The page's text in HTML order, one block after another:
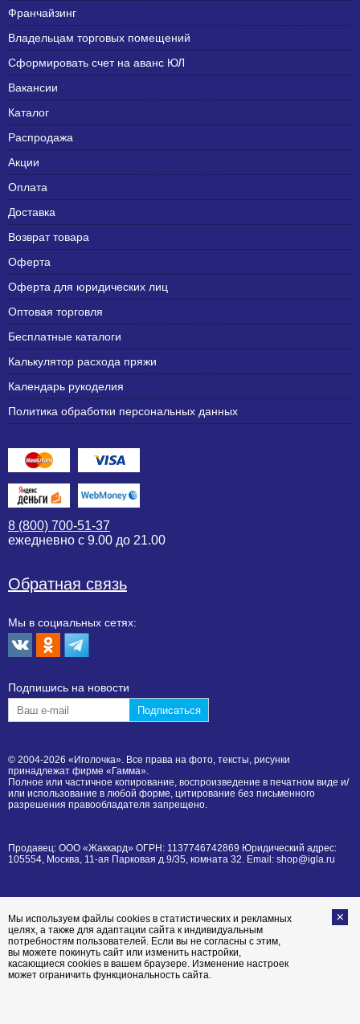
Франчайзинг
Владельцам торговых помещений
Сформировать счет на аванс ЮЛ
Вакансии
Каталог
Распродажа
Акции
Оплата
Доставка
Возврат товара
Оферта
Оферта для юридических лиц
Оптовая торговля
Бесплатные каталоги
Калькулятор расхода пряжи
Календарь рукоделия
Политика обработки персональных данных
8 (800) 700-51-37
ежедневно с 9.00 до 21.00
Обратная связь
Мы в социальных сетях:
Подпишиcь на новости
© 2004-2026 «Иголочка». Все права на фото, тексты, рисунки
принадлежат фирме «Гамма».
Полное или частичное копирование, воспроизведение в печатном виде и/
или использование в любой форме, цитирование без письменного
разрешения правообладателя запрещено.
Продавец: ООО «Жаккард» ОГРН: 1137746742869 Юридический адрес:
105554, Москва, 11-ая Парковая д.9/35, комната 32. Email: shop@igla.ru
Мы используем файлы cookies в статистических и рекламных
целях, а также для адаптации сайта к индивидуальным
потребностям пользователей. Если вы не согласны с этим,
вы можете покинуть сайт или изменить настройки,
касающиеся cookies в вашем браузере. Изменение настроек
может ограничить функциональность сайта.